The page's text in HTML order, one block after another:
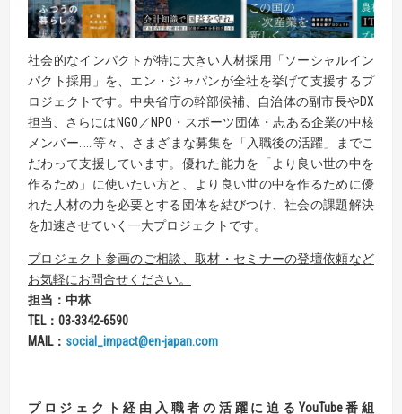
社会的なインパクトが特に大きい人材採用「ソーシャルイン
パクト採用」を、エン・ジャパンが全社を挙げて支援するプ
ロジェクトです。中央省庁の幹部候補、自治体の副市長やDX
担当、さらにはNGO／NPO・スポーツ団体・志ある企業の中核
メンバー……等々、さまざまな募集を「入職後の活躍」までこ
だわって支援しています。優れた能力を「より良い世の中を
作るため」に使いたい方と、より良い世の中を作るために優
れた人材の力を必要とする団体を結びつけ、社会の課題解決
を加速させていく一大プロジェクトです。
プロジェクト参画のご相談、取材・セミナーの登壇依頼など
お気軽にお問合せください。
担当：中林
TEL： 03-3342-6590
MAIL： social_impact@en-japan.com
プロジェクト経由入職者の活躍に迫る YouTube番組